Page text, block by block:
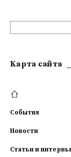
Kарта сайта
События
Новости
Статьи и